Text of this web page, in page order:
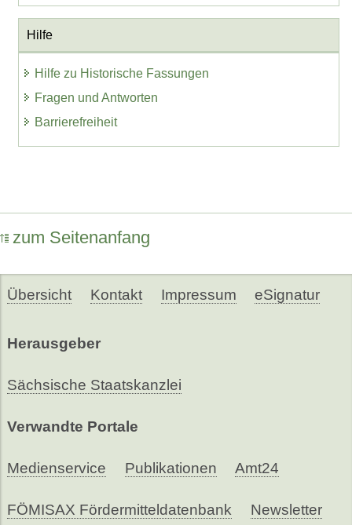
Hilfe
Hilfe zu Historische Fassungen
Fragen und Antworten
Barrierefreiheit
zum Seitenanfang
Übersicht Kontakt Impressum eSignatur
Herausgeber
Sächsische Staatskanzlei
Verwandte Portale
Medienservice Publikationen Amt24
FÖMISAX Fördermitteldatenbank Newsletter